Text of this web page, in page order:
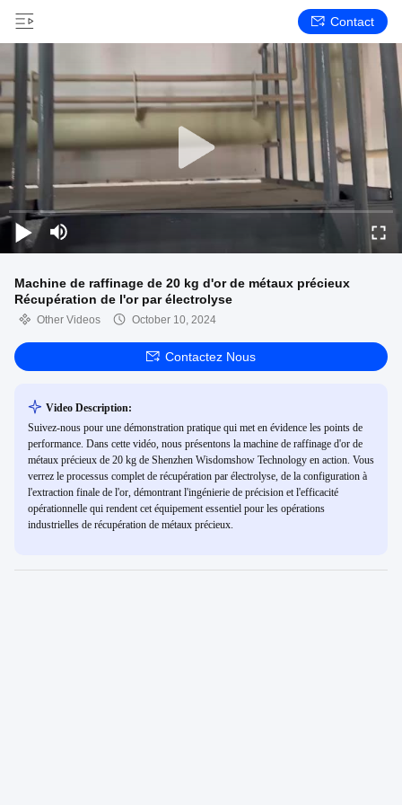
Contact
Machine de raffinage de 20 kg d'or de métaux précieux
Récupération de l'or par électrolyse
Other Videos October 10, 2024
Contactez Nous
Video Description:
Suivez-nous pour une démonstration pratique qui met en évidence les points de
performance. Dans cette vidéo, nous présentons la machine de raffinage d'or de
métaux précieux de 20 kg de Shenzhen Wisdomshow Technology en action. Vous
verrez le processus complet de récupération par électrolyse, de la configuration à
l'extraction finale de l'or, démontrant l'ingénierie de précision et l'efficacité
opérationnelle qui rendent cet équipement essentiel pour les opérations
industrielles de récupération de métaux précieux.